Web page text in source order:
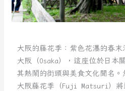
大阪的藤花季：紫色花瀑的春末
大阪（Osaka），這座位於日本
其熱鬧的街頭與美食文化聞名。
大阪藤花季（Fuji Matsuri）將